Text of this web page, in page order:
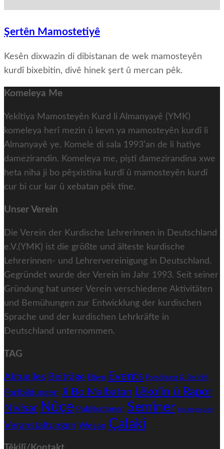
Şertên Mamostetiyê
Kesên dixwazin di dibistanan de wek mamosteyên
kurdî bixebitin, divê hinek şert û mercan pêk.
Komeleya Me
Yekîtiya Mamosteyên Kurd li Almanyayê (YMK)
komeleya herî mezin û kevn ya mamosteyên kurdî li
Almanyayê ye. Komele di sala 1993’an de li hatiye
damezirandin. Komeleya me, piştî damezirandina xwe
heta niha ji bo pêşxistina kurdî û mamosteyên kurdî
cur bi cur kar û xebatan pêk tîne.
Unser Verein
Die Verein der Kurdische Lehrerinnen in Deutschland
e.V.(YMK) ist die größte und älteste kurdische
Lehrerinnen- und Lehrervereinigung in Deutschland.
Gegründet wurde der Verein im Jahr 1993. Seit seiner
Gründung hat unser Verein verschiedene Aktivitäten
und Bemühungen zur Entwicklung der kurdischen
Sprache und der kurdischen Lehrkräfte in
Deutschland unternommen.
TAG
Aktuelles Beiträge Eltern Events Forschung & Bericht
Fortbildungen Ji Bo Malbatan Lêkolîn û Rapor
Nivîsar Nûçe Publikationen Semîner Uncategorized
Veranstaltungen Weşan Çalakî